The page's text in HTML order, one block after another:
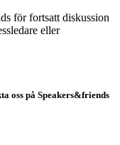
för fortsatt diskussion
eller
oss på Speakers&friends